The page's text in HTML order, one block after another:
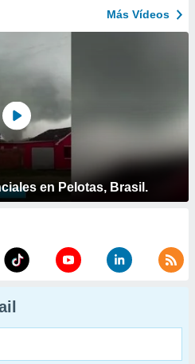
Más Vídeos
en Pelotas, Brasil.